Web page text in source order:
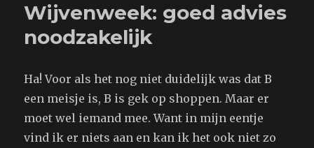
Wijvenweek: goed advies
noodzakelijk
Ha! Voor als het nog niet duidelijk was dat B
een meisje is, B is gek op shoppen. Maar er
moet wel iemand mee. Want in mijn eentje
vind ik er niets aan en kan ik het ook niet zo